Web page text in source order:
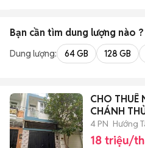
Bạn cần tìm dung lượng nào ?
Dung lượng: 64 GB 128 GB
CHO THUÊ
CHÁNH
4 PN Hướng
18 triệu/